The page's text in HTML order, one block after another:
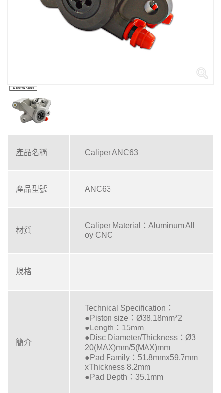
產品名稱 Caliper ANC63
產品型號 ANC63
材質
Caliper Material：Aluminum All
oy CNC
規格
簡介
Technical Specification：
●Piston size：Ø38.18mm*2
●Length：15mm
●Disc Diameter/Thickness：Ø3
20(MAX)mm/5(MAX)mm
●Pad Family：51.8mmx59.7mm
xThickness 8.2mm
●Pad Depth：35.1mm